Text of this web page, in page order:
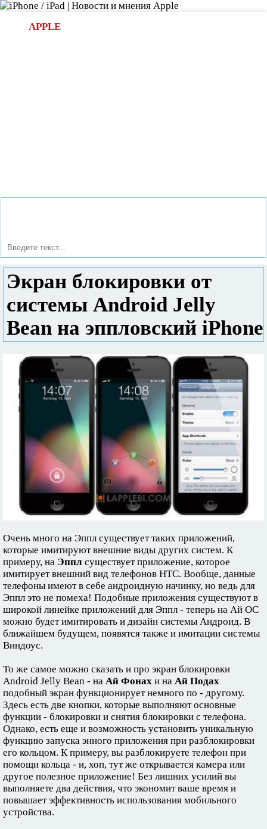
APPLE
Экран блокировки от
системы Android Jelly
Bean на эппловский iPhone
Очень много на Эппл существует таких приложений,
которые имитируют внешние виды других систем. К
примеру, на Эппл существует приложение, которое
имитирует внешний вид телефонов НТС. Вообще, данные
телефоны имеют в себе андроидную начинку, но ведь для
Эппл это не помеха! Подобные приложения существуют в
широкой линейке приложений для Эппл - теперь на Ай ОС
можно будет имитировать и дизайн системы Андроид. В
ближайшем будущем, появятся также и имитации системы
Виндоус.
То же самое можно сказать и про экран блокировки
Android Jelly Bean - на Ай Фонах и на Ай Подах
подобный экран функционирует немного по - другому.
Здесь есть две кнопки, которые выполняют основные
функции - блокировки и снятия блокировки с телефона.
Однако, есть еще и возможность установить уникальную
функцию запуска энного приложения при разблокировки
его кольцом. К примеру, вы разблокируете телефон при
помощи кольца - и, хоп, тут же открывается камера или
другое полезное приложение! Без лишних усилий вы
выполняете два действия, что экономит ваше время и
повышает эффективность использования мобильного
устройства.